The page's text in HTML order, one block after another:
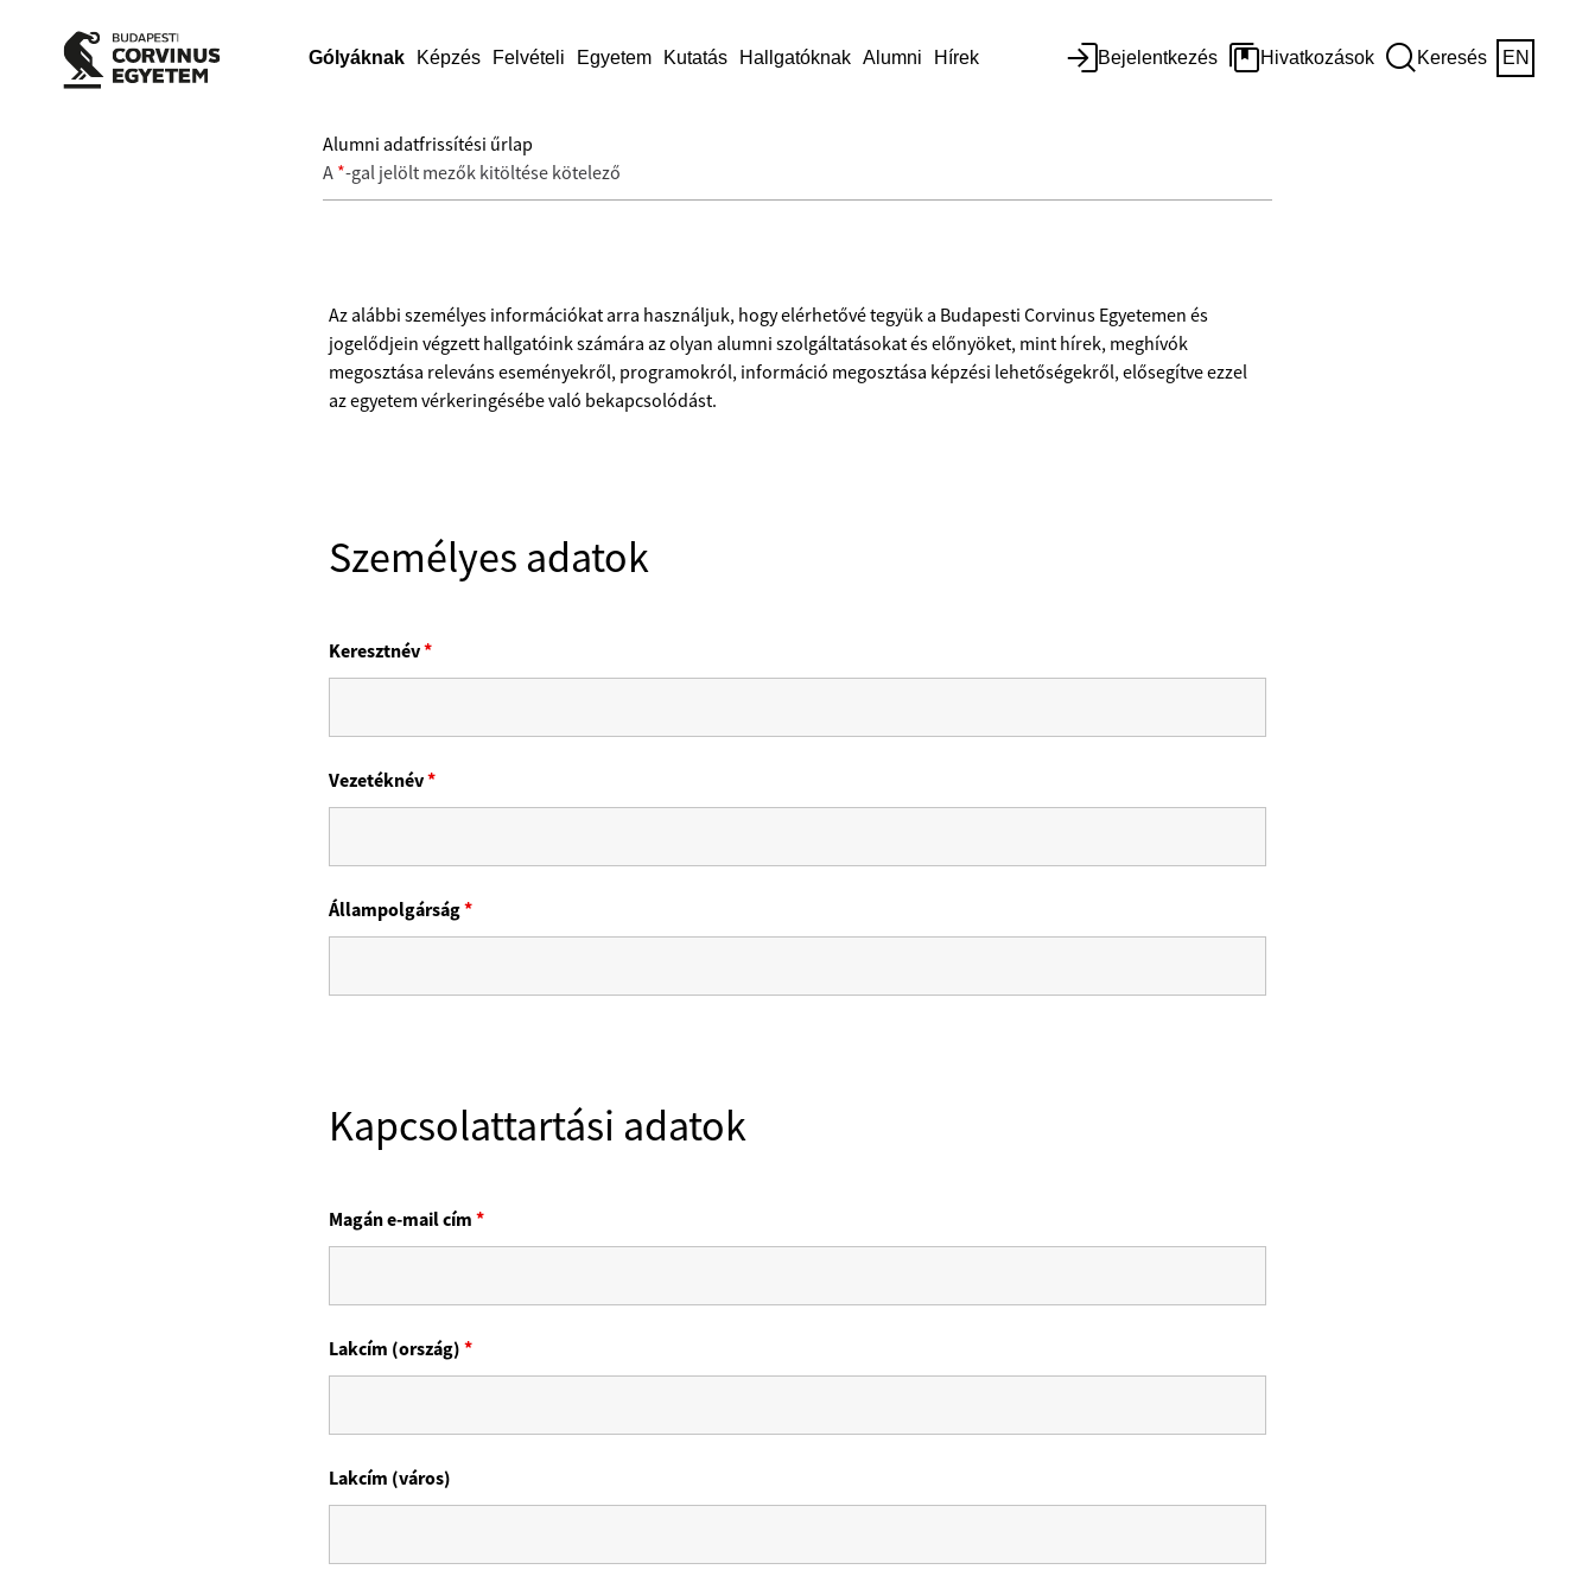
Gólyáknak Képzés Felvételi Egyetem Kutatás Hallgatóknak Alumni Hírek Bejelentkezés Hivatkozások Keresés EN
Alumni adatfrissítési űrlap
A *-gal jelölt mezők kitöltése kötelező
Az alábbi személyes információkat arra használjuk, hogy elérhetővé tegyük a Budapesti Corvinus Egyetemen és
jogelődjein végzett hallgatóink számára az olyan alumni szolgáltatásokat és előnyöket, mint hírek, meghívók
megosztása releváns eseményekről, programokról, információ megosztása képzési lehetőségekről, elősegítve ezzel
az egyetem vérkeringésébe való bekapcsolódást.
Személyes adatok
Keresztnév*
Vezetéknév*
Állampolgárság*
Kapcsolattartási adatok
Magán e-mail cím*
Lakcím (ország)*
Lakcím (város)